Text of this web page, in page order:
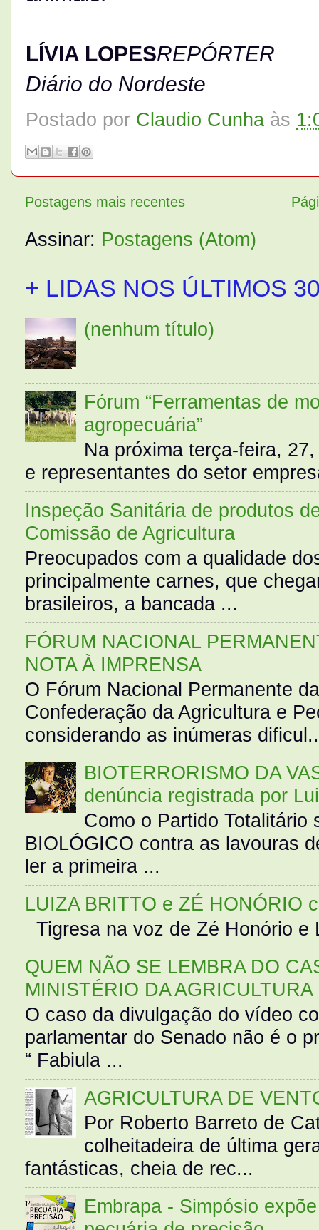
LÍVIA LOPESREPÓRTER
Diário do Nordeste
Postado por Claudio Cunha às
Postagens mais recentes
Assinar: Postagens (Atom)
+ LIDAS NOS ÚLTIMOS
(nenhum título)
Fórum “Ferramentas de
agropecuária”
Na próxima terça-feira,
e representantes do setor
Inspeção Sanitária de produtos
Comissão de Agricultura
Preocupados com a qualidade
principalmente carnes, que
brasileiros, a bancada ...
FÓRUM NACIONAL
NOTA À IMPRENSA
O Fórum Nacional Permanente
Confederação da Agricultura e
considerando as inúmeras
BIOTERRORISMO DA
denúncia registrada por
Como o Partido Totalitário
BIOLÓGICO contra as lavouras
ler a primeira ...
LUIZA BRITTO e ZÉ HONÓRIO
Tigresa na voz de Zé Honório
QUEM NÃO SE LEMBRA DO
MINISTÉRIO DA AGRICULTURA
O caso da divulgação do vídeo
parlamentar do Senado não é o
“ Fabiula ...
AGRICULTURA DE
Por Roberto Barreto de
colheitadeira de última
fantásticas, cheia de rec...
Embrapa - Simpósio